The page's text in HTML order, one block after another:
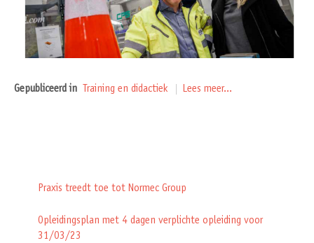
Gepubliceerd in Training en didactiek Lees meer...
Praxis treedt toe tot Normec Group
Opleidingsplan met 4 dagen verplichte opleiding voor
31/03/23